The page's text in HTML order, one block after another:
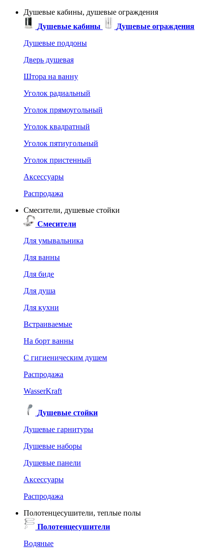
Душевые кабины, душевые ограждения
Душевые кабины
Душевые ограждения
Душевые поддоны
Дверь душевая
Штора на ванну
Уголок радиальный
Уголок прямоугольный
Уголок квадратный
Уголок пятиугольный
Уголок пристенный
Аксессуары
Распродажа
Смесители, душевые стойки
Смесители
Для умывальника
Для ванны
Для биде
Для душа
Для кухни
Встраиваемые
На борт ванны
C гигиеническим душем
Распродажа
WasserKraft
Душевые стойки
Душевые гарнитуры
Душевые наборы
Душевые панели
Аксессуары
Распродажа
Полотенцесушители, теплые полы
Полотенцесушители
Водяные